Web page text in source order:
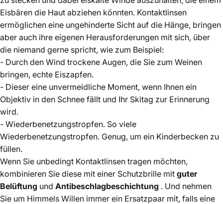
Eisbären die Haut abziehen könnten. Kontaktlinsen
ermöglichen eine ungehinderte Sicht auf die Hänge, bringen
aber auch ihre eigenen Herausforderungen mit sich, über
die niemand gerne spricht, wie zum Beispiel:
- Durch den Wind trockene Augen, die Sie zum Weinen
bringen, echte Eiszapfen.
- Dieser eine unvermeidliche Moment, wenn Ihnen ein
Objektiv in den Schnee fällt und Ihr Skitag zur Erinnerung
wird.
- Wiederbenetzungstropfen. So viele
Wiederbenetzungstropfen. Genug, um ein Kinderbecken zu
füllen.
Wenn Sie unbedingt Kontaktlinsen tragen möchten,
kombinieren Sie diese mit einer Schutzbrille mit guter
Belüftung und Antibeschlagbeschichtung . Und nehmen
Sie um Himmels Willen immer ein Ersatzpaar mit, falls eine